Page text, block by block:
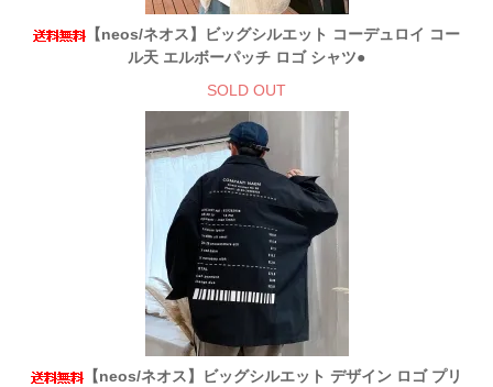
【neos/ネオス】ビッグシルエット コーデュロイ コー
ル天 エルボーパッチ ロゴ シャツ●
SOLD OUT
【neos/ネオス】ビッグシルエット デザイン ロゴ プリ